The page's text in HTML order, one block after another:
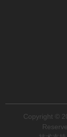
Copyright ©